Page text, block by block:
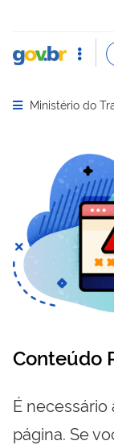
Abrir menu
Ministério do
Conteúdo
É
página. Se